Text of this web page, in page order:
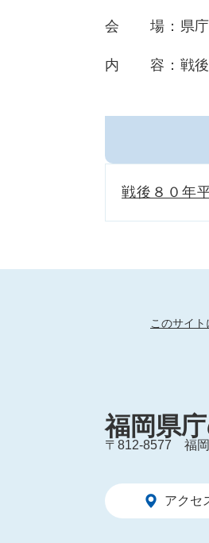
会 場：県庁
内 容：戦後
戦後８０年
このサイ
福岡県
〒812-8577
福
アクセ